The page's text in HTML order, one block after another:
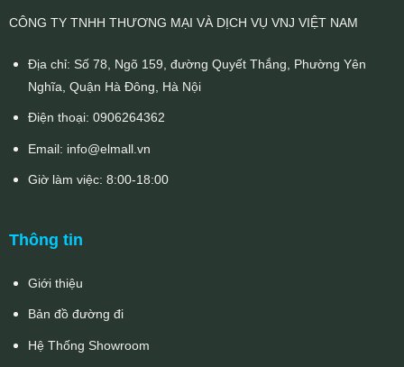
CÔNG TY TNHH THƯƠNG MẠI VÀ DỊCH VỤ VNJ VIỆT NAM
Địa chỉ: Số 78, Ngõ 159, đường Quyết Thắng, Phường Yên
Nghĩa, Quận Hà Đông, Hà Nội
Điện thoại: 0906264362
Email: info@elmall.vn
Giờ làm việc: 8:00-18:00
Thông tin
Giới thiệu
Bản đồ đường đi
Hệ Thống Showroom